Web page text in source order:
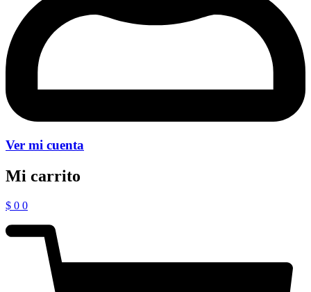
Ver mi cuenta
Mi carrito
$ 0 0